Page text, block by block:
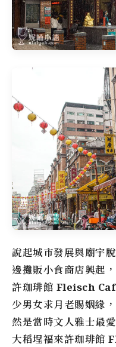
說起城市發展與廟宇
邊攤販小食商店興起
許珈琲館 Fleisch
少男女求月老賜姻緣
然是當時文人雅士最
大稻埕福來許珈琲館